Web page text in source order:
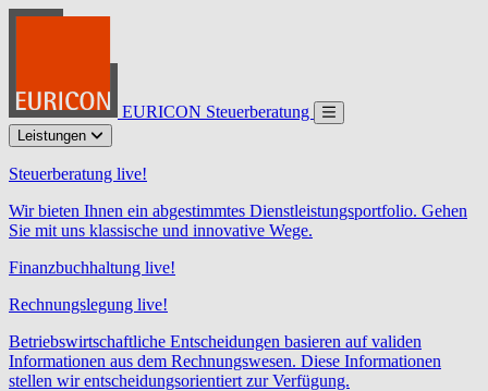
EURICON Steuerberatung
Leistungen
Steuerberatung live!
Wir bieten Ihnen ein abgestimmtes Dienstleistungsportfolio. Gehen
Sie mit uns klassische und innovative Wege.
Finanzbuchhaltung live!
Rechnungslegung live!
Betriebswirtschaftliche Entscheidungen basieren auf validen
Informationen aus dem Rechnungswesen. Diese Informationen
stellen wir entscheidungsorientiert zur Verfügung.